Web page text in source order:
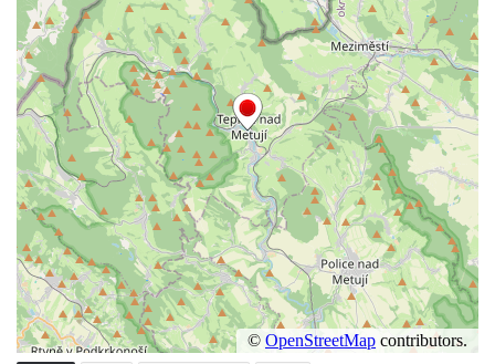
Socha Vážka v ZOO Hluboká
Socha Volavka v ZOO Hluboká
Flamingo trůn v ZOO Hluboká
Lavička Kůň Převalského v ZOO Hluboká
Lysá nad Labem, barokní město Šporkovo
Socha Opičákovník v ZOO Hluboká
Socha Roháč v ZOO Hluboká
Socha Mystik v ZOO Hluboká
Reliéf Rodina a práce na budově záložny
čp. 69/1 v Českých Budějovicích